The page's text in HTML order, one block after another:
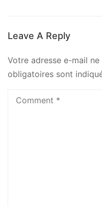
Leave A Reply
Votre adresse e-mail
obligatoires sont